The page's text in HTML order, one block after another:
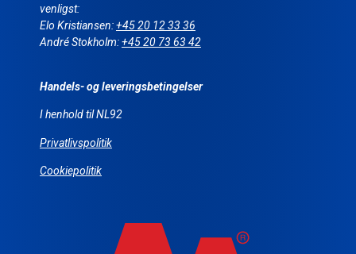
venligst:
Elo Kristiansen:+45 20 12 33 36
André Stokholm:+45 20 73 63 42
Handels- og leveringsbetingelser
I henhold til NL92
Privatlivspolitik
Cookiepolitik